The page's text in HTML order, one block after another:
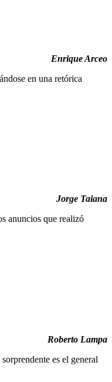
Enrique Arceo
en una retórica
Jorge Taiana
anuncios que realizó
Roberto Lampa
es el general